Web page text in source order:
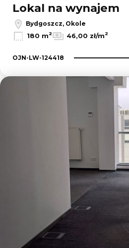
Lokal na wynajem
Bydgoszcz, Okole
180 m2 46,00 zł/m2
OJN-LW-124418